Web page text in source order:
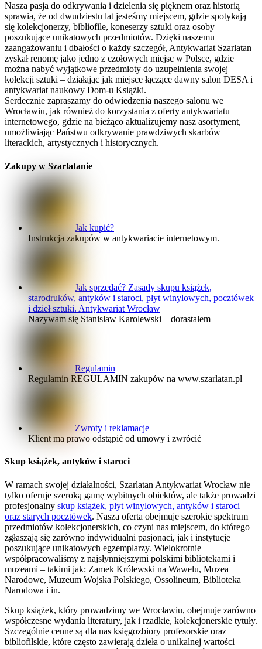
Nasza pasja do odkrywania i dzielenia się pięknem oraz historią
sprawia, że od dwudziestu lat jesteśmy miejscem, gdzie spotykają
się kolekcjonerzy, bibliofile, koneserzy sztuki oraz osoby
poszukujące unikatowych przedmiotów. Dzięki naszemu
zaangażowaniu i dbałości o każdy szczegół, Antykwariat Szarlatan
zyskał renomę jako jedno z czołowych miejsc w Polsce, gdzie
można nabyć wyjątkowe przedmioty do uzupełnienia swojej
kolekcji sztuki – działając jak miejsce łączące dawny salon DESA i
antykwariat naukowy Dom-u Książki.
Serdecznie zapraszamy do odwiedzenia naszego salonu we
Wrocławiu, jak również do korzystania z oferty antykwariatu
internetowego, gdzie na bieżąco aktualizujemy nasz asortyment,
umożliwiając Państwu odkrywanie prawdziwych skarbów
literackich, artystycznych i historycznych.
Zakupy w Szarlatanie
Jak kupić?
Instrukcja zakupów w antykwariacie internetowym.
Jak sprzedać? Zasady skupu książek,
starodruków, antyków i staroci, płyt winylowych, pocztówek
i dzieł sztuki. Antykwariat Wrocław
Nazywam się Stanisław Karolewski – dorastałem
Regulamin
Regulamin REGULAMIN zakupów na www.szarlatan.pl
Zwroty i reklamacje
Klient ma prawo odstąpić od umowy i zwrócić
Skup książek, antyków i staroci
W ramach swojej działalności, Szarlatan Antykwariat Wrocław nie
tylko oferuje szeroką gamę wybitnych obiektów, ale także prowadzi
profesjonalny skup książek, płyt winylowych, antyków i staroci
oraz starych pocztówek. Nasza oferta obejmuje szerokie spektrum
przedmiotów kolekcjonerskich, co czyni nas miejscem, do którego
zgłaszają się zarówno indywidualni pasjonaci, jak i instytucje
poszukujące unikatowych egzemplarzy. Wielokrotnie
współpracowaliśmy z najsłynniejszymi polskimi bibliotekami i
muzeami – takimi jak: Zamek Królewski na Wawelu, Muzea
Narodowe, Muzeum Wojska Polskiego, Ossolineum, Biblioteka
Narodowa i in.
Skup książek, który prowadzimy we Wrocławiu, obejmuje zarówno
współczesne wydania literatury, jak i rzadkie, kolekcjonerskie tytuły.
Szczególnie cenne są dla nas księgozbiory profesorskie oraz
bibliofilskie, które często zawierają dzieła o unikalnej wartości